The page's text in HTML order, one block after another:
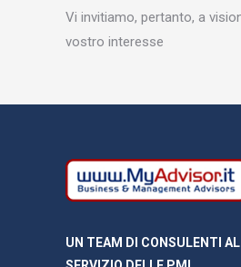
Vi invitiamo, pertanto, a
vostro interesse
UN TEAM DI CONSULENTI AL